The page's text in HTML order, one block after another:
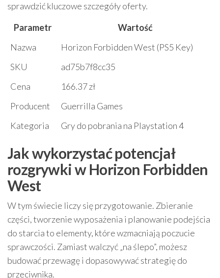
sprawdzić kluczowe szczegóły oferty.
Parametr
Wartość
Nazwa
Horizon Forbidden West (PS5 Key)
SKU
ad75b7f8cc35
Cena
166.37 zł
Producent
Guerrilla Games
Kategoria
Gry do pobrania na Playstation 4
Jak wykorzystać potencjał
rozgrywki w Horizon Forbidden
West
W tym świecie liczy się przygotowanie. Zbieranie
części, tworzenie wyposażenia i planowanie podejścia
do starcia to elementy, które wzmacniają poczucie
sprawczości. Zamiast walczyć „na ślepo”, możesz
budować przewagę i dopasowywać strategię do
przeciwnika.